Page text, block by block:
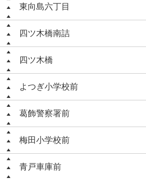
東向島六丁目
四ツ木橋南詰
四ツ木橋
よつぎ小学校前
葛飾警察署前
梅田小学校前
青戸車庫前